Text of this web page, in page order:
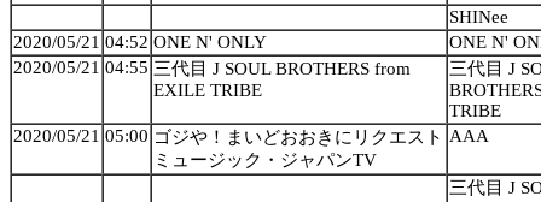
SHINee
2020/05/21 04:52 ONE N' ONLY
ONE N'
2020/05/21 04:55 三代目 J SOUL BROTHERS from
EXILE TRIBE
三代目 J
TRIBE
2020/05/21 05:00 ゴジや！まいどおおきにリクエスト
ミュージック・ジャパンTV
AAA
三代目 J